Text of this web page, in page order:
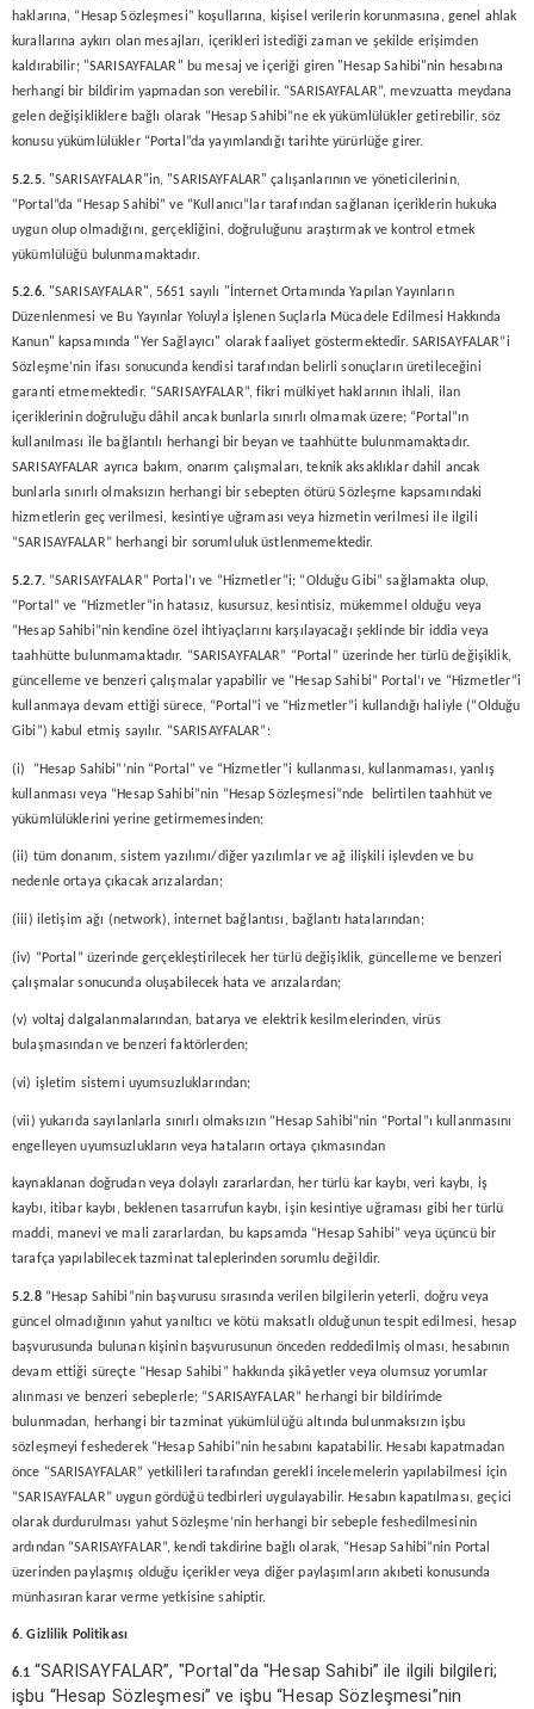
haklarına, “Hesap Sözleşmesi” koşullarına, kişisel verilerin korunmasına, genel ahlak
kurallarına aykırı olan mesajları, içerikleri istediği zaman ve şekilde erişimden
kaldırabilir; "SARISAYFALAR" bu mesaj ve içeriği giren "Hesap Sahibi"nin hesabına
herhangi bir bildirim yapmadan son verebilir. “SARISAYFALAR”, mevzuatta meydana
gelen değişikliklere bağlı olarak “Hesap Sahibi”ne ek yükümlülükler getirebilir, söz
konusu yükümlülükler “Portal”da yayımlandığı tarihte yürürlüğe girer.
5.2.5."SARISAYFALAR"in, "SARISAYFALAR" çalışanlarının ve yöneticilerinin,
“Portal”da “Hesap Sahibi” ve “Kullanıcı”lar tarafından sağlanan içeriklerin hukuka
uygun olup olmadığını, gerçekliğini, doğruluğunu araştırmak ve kontrol etmek
yükümlülüğü bulunmamaktadır.
5.2.6."SARISAYFALAR", 5651 sayılı "İnternet Ortamında Yapılan Yayınların
Düzenlenmesi ve Bu Yayınlar Yoluyla İşlenen Suçlarla Mücadele Edilmesi Hakkında
Kanun" kapsamında "Yer Sağlayıcı" olarak faaliyet göstermektedir. SARISAYFALAR”i
Sözleşme’nin ifası sonucunda kendisi tarafından belirli sonuçların üretileceğini
garanti etmemektedir. “SARISAYFALAR”, fikri mülkiyet haklarının ihlali, ilan
içeriklerinin doğruluğu dâhil ancak bunlarla sınırlı olmamak üzere; “Portal”ın
kullanılması ile bağlantılı herhangi bir beyan ve taahhütte bulunmamaktadır.
SARISAYFALAR ayrıca bakım, onarım çalışmaları, teknik aksaklıklar dahil ancak
bunlarla sınırlı olmaksızın herhangi bir sebepten ötürü Sözleşme kapsamındaki
hizmetlerin geç verilmesi, kesintiye uğraması veya hizmetin verilmesi ile ilgili
“SARISAYFALAR” herhangi bir sorumluluk üstlenmemektedir.
5.2.7.”SARISAYFALAR” Portal’ı ve “Hizmetler”i; “Olduğu Gibi” sağlamakta olup,
“Portal” ve “Hizmetler”in hatasız, kusursuz, kesintisiz, mükemmel olduğu veya
“Hesap Sahibi”nin kendine özel ihtiyaçlarını karşılayacağı şeklinde bir iddia veya
taahhütte bulunmamaktadır. “SARISAYFALAR” “Portal” üzerinde her türlü değişiklik,
güncelleme ve benzeri çalışmalar yapabilir ve “Hesap Sahibi” Portal’ı ve “Hizmetler”i
kullanmaya devam ettiği sürece, “Portal”i ve “Hizmetler”i kullandığı haliyle (“Olduğu
Gibi”) kabul etmiş sayılır. “SARISAYFALAR”:
(i) “Hesap Sahibi”’nin “Portal” ve “Hizmetler”i kullanması, kullanmaması, yanlış
kullanması veya “Hesap Sahibi”nin “Hesap Sözleşmesi”nde belirtilen taahhüt ve
yükümlülüklerini yerine getirmemesinden;
(ii) tüm donanım, sistem yazılımı/diğer yazılımlar ve ağ ilişkili işlevden ve bu
nedenle ortaya çıkacak arızalardan;
(iii) iletişim ağı (network), internet bağlantısı, bağlantı hatalarından;
(iv) “Portal” üzerinde gerçekleştirilecek her türlü değişiklik, güncelleme ve benzeri
çalışmalar sonucunda oluşabilecek hata ve arızalardan;
(v) voltaj dalgalanmalarından, batarya ve elektrik kesilmelerinden, virüs
bulaşmasından ve benzeri faktörlerden;
(vi) işletim sistemi uyumsuzluklarından;
(vii) yukarıda sayılanlarla sınırlı olmaksızın “Hesap Sahibi”nin “Portal”ı kullanmasını
engelleyen uyumsuzlukların veya hataların ortaya çıkmasından
kaynaklanan doğrudan veya dolaylı zararlardan, her türlü kar kaybı, veri kaybı, iş
kaybı, itibar kaybı, beklenen tasarrufun kaybı, işin kesintiye uğraması gibi her türlü
maddi, manevi ve mali zararlardan, bu kapsamda “Hesap Sahibi” veya üçüncü bir
tarafça yapılabilecek tazminat taleplerinden sorumlu değildir.
5.2.8“Hesap Sahibi”nin başvurusu sırasında verilen bilgilerin yeterli, doğru veya
güncel olmadığının yahut yanıltıcı ve kötü maksatlı olduğunun tespit edilmesi, hesap
başvurusunda bulunan kişinin başvurusunun önceden reddedilmiş olması, hesabının
devam ettiği süreçte “Hesap Sahibi” hakkında şikâyetler veya olumsuz yorumlar
alınması ve benzeri sebeplerle; “SARISAYFALAR” herhangi bir bildirimde
bulunmadan, herhangi bir tazminat yükümlülüğü altında bulunmaksızın işbu
sözleşmeyi feshederek “Hesap Sahibi”nin hesabını kapatabilir. Hesabı kapatmadan
önce “SARISAYFALAR” yetkilileri tarafından gerekli incelemelerin yapılabilmesi için
“SARISAYFALAR” uygun gördüğü tedbirleri uygulayabilir. Hesabın kapatılması, geçici
olarak durdurulması yahut Sözleşme’nin herhangi bir sebeple feshedilmesinin
ardından “SARISAYFALAR”, kendi takdirine bağlı olarak, “Hesap Sahibi”nin Portal
üzerinden paylaşmış olduğu içerikler veya diğer paylaşımların akıbeti konusunda
münhasıran karar verme yetkisine sahiptir.
6. Gizlilik Politikası
6.1 “SARISAYFALAR”, "Portal"da "Hesap Sahibi” ile ilgili bilgileri;
işbu “Hesap Sözleşmesi” ve işbu “Hesap Sözleşmesi”nin